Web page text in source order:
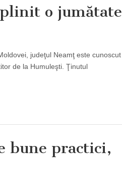
o jumătate
judeţul Neamţ este cunoscut
de la Humuleşti. Ţinutul
bune practici,